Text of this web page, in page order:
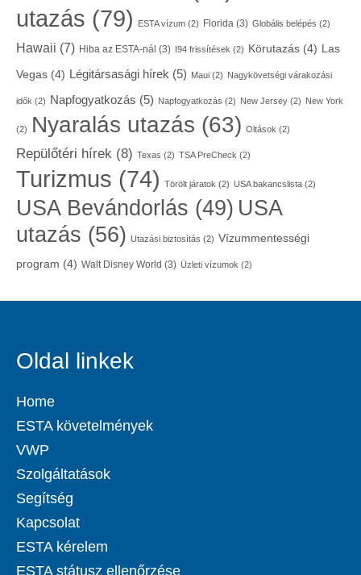
utazás (79) ESTA vízum (2) Florida (3) Globális belépés (2)
Hawaii (7) Hiba az ESTA-nál (3) I94 frissítések (2) Körutazás (4) Las
Vegas (4) Légitársasági hírek (5) Maui (2) Nagykövetségi várakozási
idők (2) Napfogyatkozás (5) Napfogyatkozás (2) New Jersey (2) New York
(2) Nyaralás utazás (63) Oltások (2)
Repülőtéri hírek (8) Texas (2) TSA PreCheck (2)
Turizmus (74) Törölt járatok (2) USA bakancslista (2)
USA Bevándorlás (49) USA
utazás (56) Utazási biztosítás (2) Vízummentességi
program (4) Walt Disney World (3) Üzleti vízumok (2)
Oldal linkek
Home
ESTA követelmények
VWP
Szolgáltatások
Segítség
Kapcsolat
ESTA kérelem
ESTA státusz ellenőrzése